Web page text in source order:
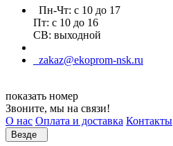
Пн-Чт: с 10 до 17
Пт: с 10 до 16
СВ: выходной
zakaz@ekoprom-nsk.ru
показать номер
Звоните, мы на связи!
О нас Оплата и доставка Контакты
Везде